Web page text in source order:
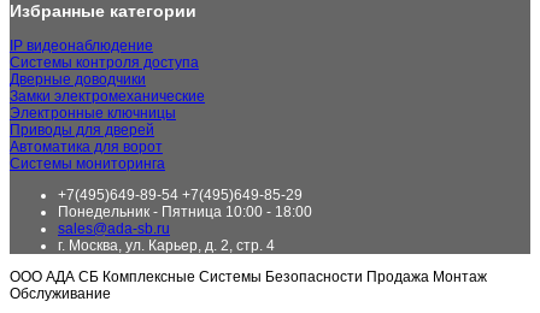
Избранные категории
IP видеонаблюдение
Системы контроля доступа
Дверные доводчики
Замки электромеханические
Электронные ключницы
Приводы для дверей
Автоматика для ворот
Системы мониторинга
+7(495)649-89-54 +7(495)649-85-29
Понедельник - Пятница 10:00 - 18:00
sales@ada-sb.ru
г. Москва, ул. Карьер, д. 2, стр. 4
ООО АДА СБ Комплексные Системы Безопасности Продажа Монтаж
Обслуживание